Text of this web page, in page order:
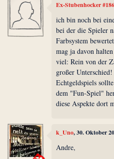
Ex-Stubenhocker
ich bin noch bei
bei der die Spieler
Farbsystem
mag ja davon
viel: Rein von der
großer
Echtgeldspiels
dem "Fun-Spiel"
diese Aspekte dort
k_Uno, 30. Oktober
Andre,